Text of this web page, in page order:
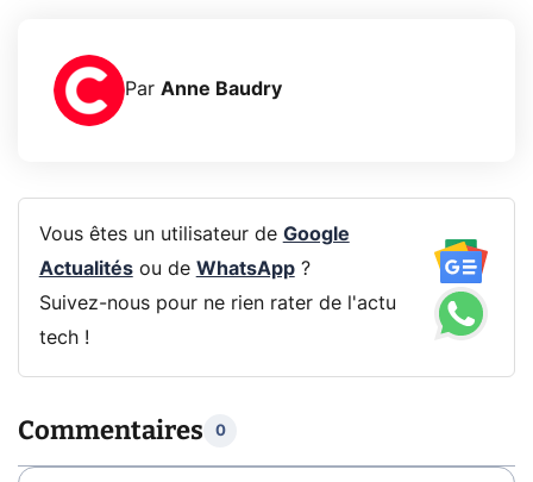
Par Anne Baudry
Vous êtes un utilisateur de Google
Actualitésou de WhatsApp?
Suivez-nous pour ne rien rater de l'actu
tech !
Commentaires 0